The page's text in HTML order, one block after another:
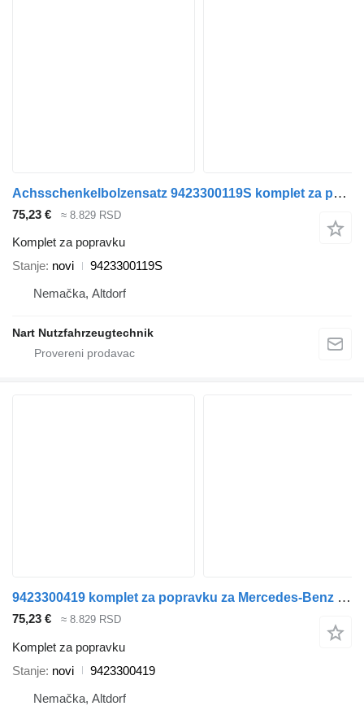
Achsschenkelbolzensatz 9423300119S komplet za popravku za kamiona
75,23 € ≈ 8.829 RSD
Komplet za popravku
Stanje novi
9423300119S
Nemačka, Altdorf
Nart Nutzfahrzeugtechnik
9423300419 komplet za popravku za Mercedes-Benz kamiona
75,23 € ≈ 8.829 RSD
Komplet za popravku
Stanje novi
9423300419
Nemačka, Altdorf